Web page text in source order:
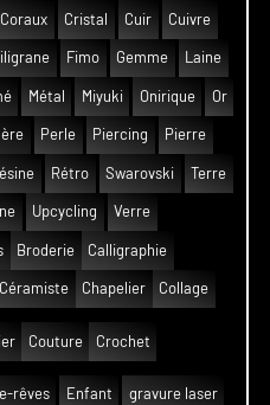
Coraux Cristal Cuir Cuivre
Fimo Gemme Laine
Métal Miyuki Onirique Or
Perle Piercing Pierre
Rétro Swarovski Terre
Upcycling Verre
Broderie Calligraphie
Céramiste Chapelier Collage
Couture Crochet
rêves Enfant gravure laser